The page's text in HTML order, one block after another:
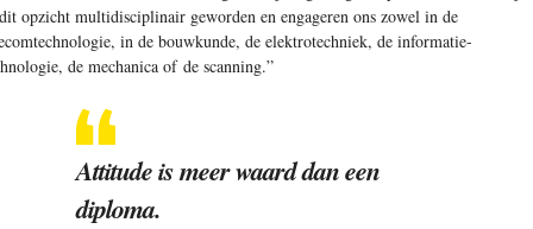
opzicht multidisciplinair geworden en engageren ons zowel in de
in de bouwkunde, de elektrotechniek, de informatie-
de mechanica of de scanning.”
Attitude is meer waard dan een
diploma.